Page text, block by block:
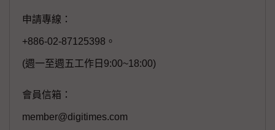
申請專線：
+886-02-87125398。
(週一至週五工作日9:00~18:00)
會員信箱：
member@digitimes.com